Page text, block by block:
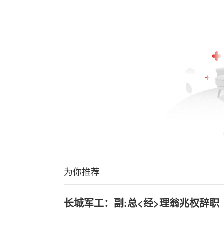
为你推荐
长城军工：副:总<经>理翁兆权辞职